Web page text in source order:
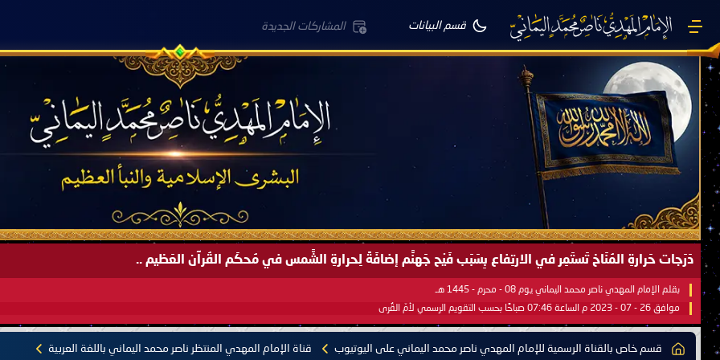
قسم البيانات المشاركات الجديدة
صَيْفُ سَقَرَ يَبدأُ في اجتياحِ شِتاءِ القُطبِ الشَّمالي كَما وعَدناكُم بالحقِّ لعَامِكم هذا (1445 هـ) ..
بقلم الإمام المهدي ناصر محمد اليماني يوم 18 - جمادى الآخرة - 1445 هـ
موافق 31 - 12 - 2023 م الساعة 07:44 صباحًا بحسب التقويم الرسمي لأمّ القُرى
قسم خاص بالقناة الرسمية للإمام المهدي ناصر محمد اليماني على اليوتيوب قناة الإمام المهدي المنتظر ناصر محمد اليماني باللغة العربية